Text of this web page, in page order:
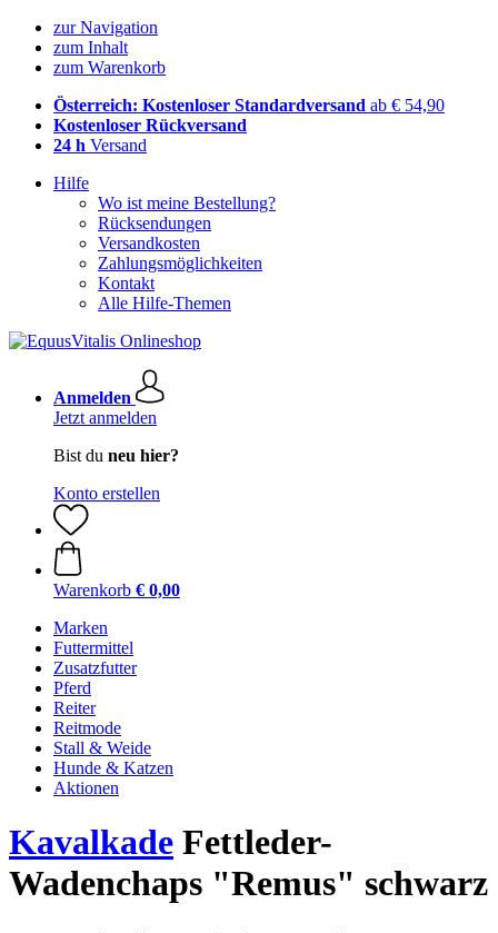
zur Navigation
zum Inhalt
zum Warenkorb
Österreich: Kostenloser Standardversand ab € 54,90
Kostenloser Rückversand
24 h Versand
Hilfe
Wo ist meine Bestellung?
Rücksendungen
Versandkosten
Zahlungsmöglichkeiten
Kontakt
Alle Hilfe-Themen
Anmelden
Jetzt anmelden
Bist du neu hier?
Konto erstellen
Warenkorb € 0,00
Marken
Futtermittel
Zusatzfutter
Pferd
Reiter
Reitmode
Stall & Weide
Hunde & Katzen
Aktionen
Kavalkade Fettleder-
Wadenchaps "Remus" schwarz